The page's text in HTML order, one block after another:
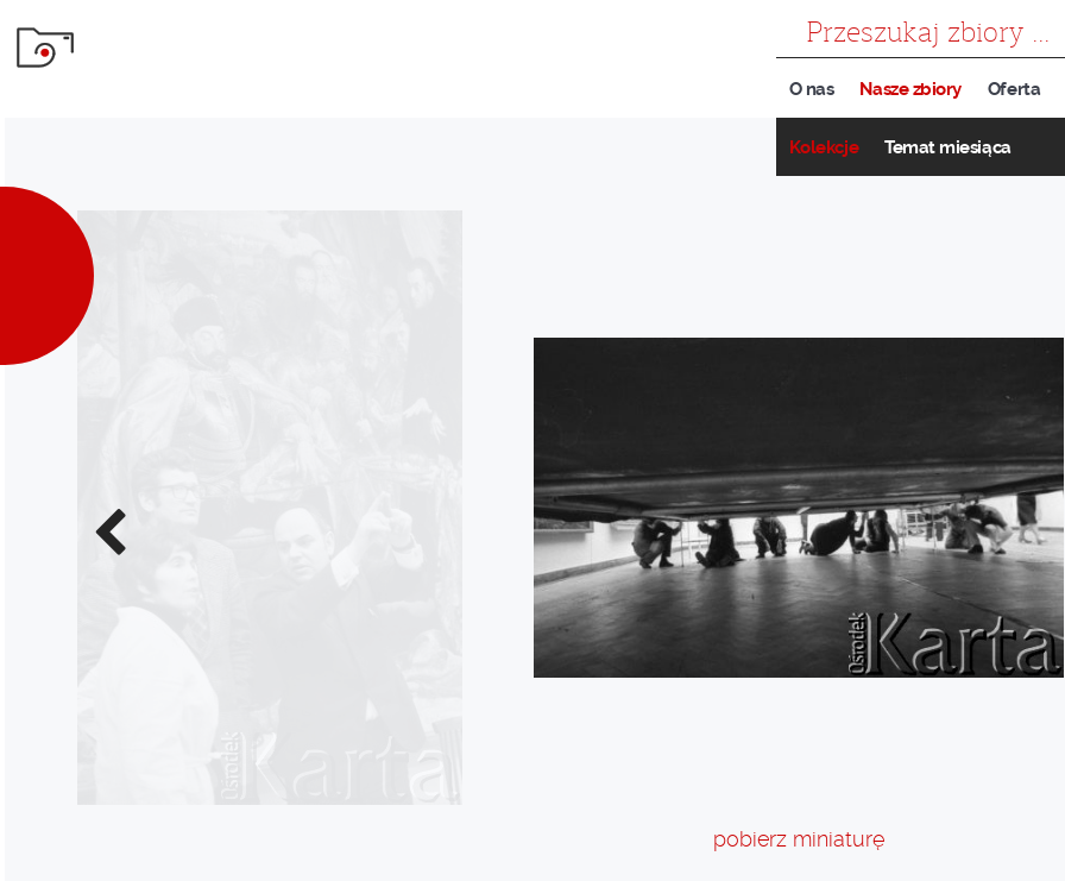
O nas Nasze zbiory
Kolekcje Temat miesiąca
Oferta
Poprzednie
zdjęcie
pobierz miniaturę